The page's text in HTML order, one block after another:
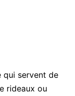
qui servent de
rideaux ou